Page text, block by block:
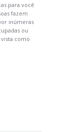
para você
fazem
inúmeras
ou
como